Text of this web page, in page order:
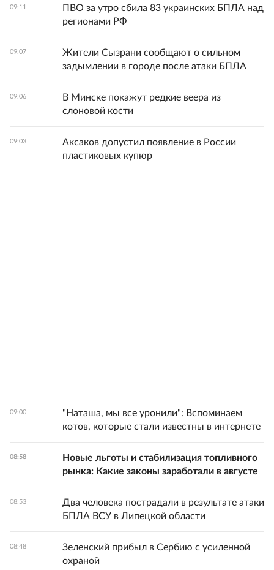
09:11
ПВО за утро сбила 83 украинских БПЛА над
регионами РФ
09:07
Жители Сызрани сообщают о сильном
задымлении в городе после атаки БПЛА
09:06
В Минске покажут редкие веера из
слоновой кости
09:03
Аксаков допустил появление в России
пластиковых купюр
09:00
"Наташа, мы все уронили": Вспоминаем
котов, которые стали известны в интернете
08:58
Новые льготы и стабилизация топливного
рынка: Какие законы заработали в августе
08:53
Два человека пострадали в результате атаки
БПЛА ВСУ в Липецкой области
08:48
Зеленский прибыл в Сербию с усиленной
охраной